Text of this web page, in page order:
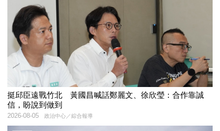
挺邱臣遠戰竹北 黃國昌喊話鄭麗文、徐欣瑩：合作靠誠
信，盼說到做到
政治中心／綜合報導
2026-08-05